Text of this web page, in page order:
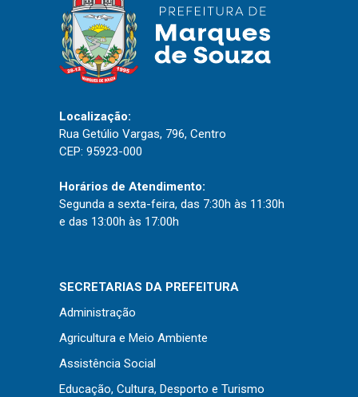
Portal do Servidor
Diário Oficial (Novo)
Diário Oficial (Até 30/04)
Recursos Humanos
Processo Seletivo
Instruções Normativas
Licitações
Dispensas e Inexigibilidades
Chamamentos Públicos
Leis, Decretos e Portarias
Localização:
Rua Getúlio Vargas, 796, Centro
CEP: 95923-000
Horários de Atendimento:
Segunda a sexta-feira, das 7:30h às 11:30h
e das 13:00h às 17:00h
SECRETARIAS DA PREFEITURA
Administração
Agricultura e Meio Ambiente
Assistência Social
Educação, Cultura, Desporto e Turismo